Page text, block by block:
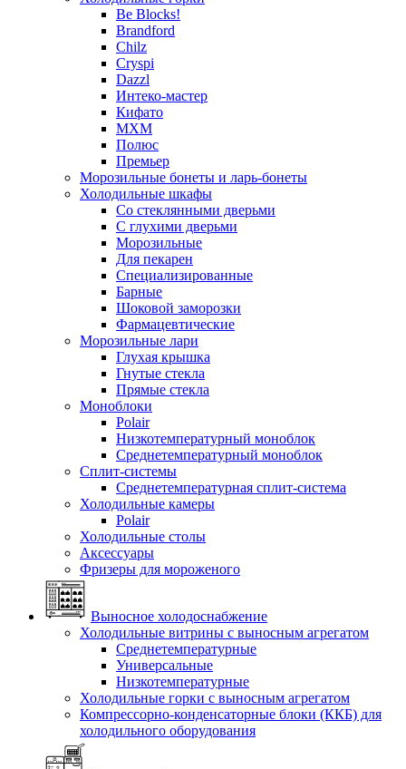
Be Blocks!
Brandford
Chilz
Cryspi
Dazzl
Интеко-мастер
Кифато
МХМ
Полюс
Премьер
Морозильные бонеты и ларь-бонеты
Холодильные шкафы
Со стеклянными дверьми
С глухими дверьми
Морозильные
Для пекарен
Специализированные
Барные
Шоковой заморозки
Фармацевтические
Морозильные лари
Глухая крышка
Гнутые стекла
Прямые стекла
Моноблоки
Polair
Низкотемпературный моноблок
Среднетемпературный моноблок
Сплит-системы
Среднетемпературная сплит-система
Холодильные камеры
Polair
Холодильные столы
Аксессуары
Фризеры для мороженого
Выносное холодоснабжение
Холодильные витрины с выносным агрегатом
Среднетемпературные
Универсальные
Низкотемпературные
Холодильные горки с выносным агрегатом
Компрессорно-конденсаторные блоки (ККБ) для
холодильного оборудования